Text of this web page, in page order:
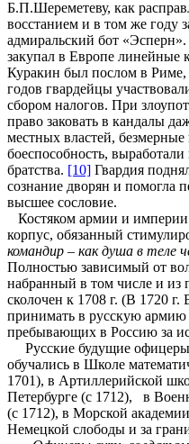
Б.П.Шереметеву, как
восстанием и в том же году
адмиральский бот
закупал в Европе линейные
Куракин был послом в
годов гвардейцы
сбором налогов. При
право заковать в кандалы
местных властей,
боеспособность,
братства. [10] Гвардия
сознание дворян и помогла
высшее сословие.
Костяком армии и империи
корпус, обязанный
командир – как душа в теле
Полностью зависимый от
набранный в том числе и
сколочен к 1708 г. (В 1720 г.
принимать в русскую
пребывающих в Россию за
Русские будущие офицеры
обучались в Школе
1701), в Артиллерийской
Петербурге (с 1712), в
(с 1712), в Морской
Немецкой слободы и за